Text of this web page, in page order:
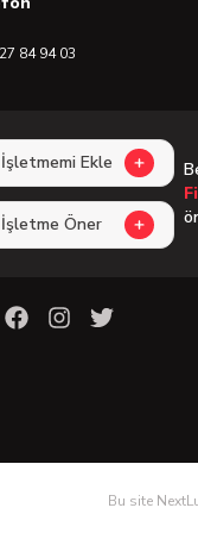
84 94 03
İşletmemi Ekle
İşletme Öner
Bu site